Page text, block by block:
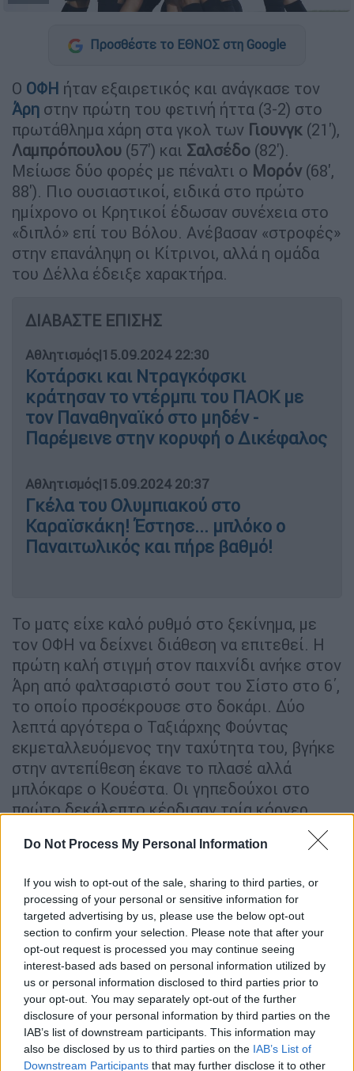
Do Not Process My Personal Information
If you wish to opt-out of the sale, sharing to third parties, or
processing of your personal or sensitive information for
targeted advertising by us, please use the below opt-out
section to confirm your selection. Please note that after your
opt-out request is processed you may continue seeing
interest-based ads based on personal information utilized by
us or personal information disclosed to third parties prior to
your opt-out. You may separately opt-out of the further
disclosure of your personal information by third parties on the
IAB’s list of downstream participants. This information may
also be disclosed by us to third parties on the IAB’s List of
Downstream Participants that may further disclose it to other
Προσθέστε το ΕΘΝΟΣ στη Google
O OΦΗ ήταν εξαιρετικός και ανάγκασε τον
Άρη στην πρώτη του φετινή ήττα (3-2) στο
πρωτάθλημα χάρη στα γκολ των Γιουνγκ (21'),
Λαμπρόπουλου (57') και Σαλσέδο (82').
Μείωσε δύο φορές με πέναλτι ο Μορόν (68',
88'). Πιο ουσιαστικοί, ειδικά στο πρώτο
ημίχρονο οι Κρητικοί έδωσαν συνέχεια στο
«διπλό» επί του Βόλου. Ανέβασαν «στροφές»
στην επανάληψη οι Κίτρινοι, αλλά η ομάδα
του Δέλλα έδειξε χαρακτήρα.
ΔΙΑΒΑΣΤΕ ΕΠΙΣΗΣ
Αθλητισμός|15.09.2024 22:30
Κοτάρσκι και Ντραγκόφσκι
κράτησαν το ντέρμπι του ΠΑΟΚ με
τον Παναθηναϊκό στο μηδέν -
Παρέμεινε στην κορυφή ο Δικέφαλος
Αθλητισμός|15.09.2024 20:37
Γκέλα του Ολυμπιακού στο
Καραϊσκάκη! Έστησε... μπλόκο ο
Παναιτωλικός και πήρε βαθμό!
Το ματς είχε καλό ρυθμό στο ξεκίνημα, με
τον ΟΦΗ να δείχνει διάθεση να επιτεθεί. Η
πρώτη καλή στιγμή στον παιχνίδι ανήκε στον
Άρη από φαλτσαριστό σουτ του Σίστο στο 6΄,
το οποίο προσέκρουσε στο δοκάρι. Δύο
λεπτά αργότερα ο Ταξιάρχης Φούντας
εκμεταλλευόμενος την ταχύτητα του, βγήκε
στην αντεπίθεση έκανε το πλασέ αλλά
μπλόκαρε ο Κουέστα. Οι γηπεδούχοι στο
πρώτο δεκάλεπτο κέρδισαν τρία κόρνερ,
ευνοϊκή θέση αστόχησε.
Η πίεση του ΟΦΗ απέδωσε καρπούς στο 21΄
όταν Νους ανατράπηκε από τον Μοντόγια, ο
Σιδηρόπουλος έδειξε την άσπρη βούλα και ο
Γιουνγκ έστειλε την μπάλα στην αριστερή
πλευρά της εστίας του Κουέστα. Ο Άρης
προσπάθησε να βγει στην αντεπίθεση, όμως
η ομάδα του Τραϊανού Δέλλα ήταν εκείνη που
έγινε για ακόμη μια φορά απειλητική, όταν
μετά τον συνδυασμό μεταξύ Φούντα και